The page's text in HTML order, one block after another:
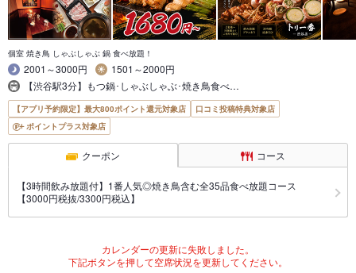
個室 焼き鳥 しゃぶしゃぶ 鍋 食べ放題！
2001～3000円
1501～2000円
【渋谷駅3分】もつ鍋･しゃぶしゃぶ･焼き鳥食べ…
【アプリ予約限定】最大800ポイント還元対象店
口コミ投稿特典対象店
ポイントプラス対象店
クーポン コース
【3時間飲み放題付】1番人気◎焼き鳥含む全35品食べ放題コース
【3000円税抜/3300円税込】
カレンダーの更新に失敗しました。
下記ボタンを押して空席状況を更新してください。